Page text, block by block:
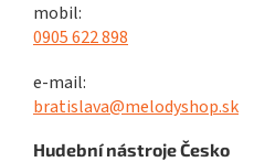
mobil:
0905 622 898
e-mail:
bratislava@melodyshop.sk
Hudební nástroje Česko